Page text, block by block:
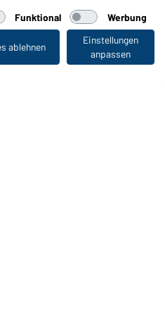
Funktional
Werbung
ablehnen
Einstellungen
anpassen